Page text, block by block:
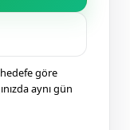
göre
aynı gün